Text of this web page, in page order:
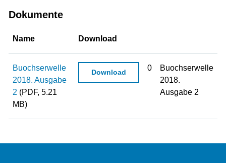
Dokumente
Name Download
Buochserwelle
2018. Ausgabe
2 (PDF, 5.21
MB)
Download 0
Buochserwelle
2018.
Ausgabe 2